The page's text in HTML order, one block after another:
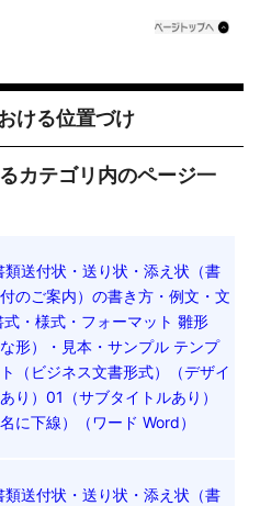
ける位置づけ
カテゴリ内のページ一
類送付状・送り状・添え状（書
のご案内）の書き方・例文・文
式・様式・フォーマット 雛形
な形）・見本・サンプル テンプ
（ビジネス文書形式）（デザイ
り）01（サブタイトルあり）
名に下線）（ワード Word）
類送付状・送り状・添え状（書